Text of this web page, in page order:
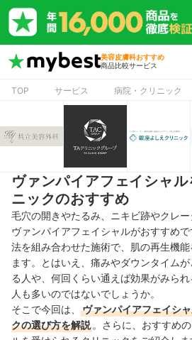
美容皮膚科おすすめ
商品比較サービス
TOP サービス 病院・クリニック
ヴァンパイアフェイシャ
ニックのおすすめ
毛穴の開きやたるみ、ニキビ跡やクレー
ヴァンパイアフェイシャルがおすすめ
法を組み合わせた施術で、肌の再生機
ます。とはいえ、痛みやダウンタイム
る人や、何回くらい通えば効果がみら
人も多いのではないでしょうか。
そこで今回は、
ヴァンパイアフェイシ
クの選び方を解説 。さらに、おすすめ